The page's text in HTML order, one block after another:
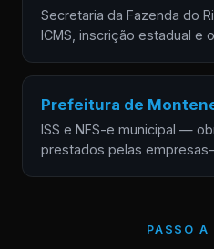
Secretaria da Fazenda do
ICMS, inscrição estadual e
Prefeitura de
ISS e NFS-e municipal —
prestados pelas
PASSO A